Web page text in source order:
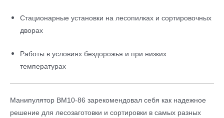
Стационарные установки на лесопилках и сортировочных
дворах
Работы в условиях бездорожья и при низких
температурах
Манипулятор ВМ10-86 зарекомендовал себя как надежное
решение для лесозаготовки и сортировки в самых разных